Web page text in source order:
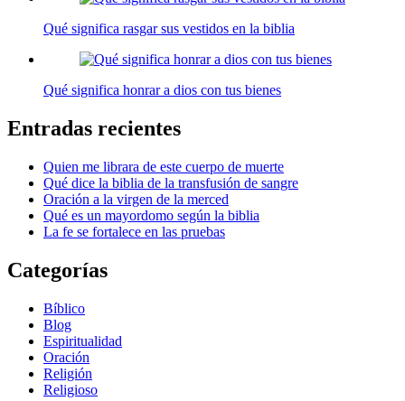
Qué significa rasgar sus vestidos en la biblia
Qué significa honrar a dios con tus bienes
Entradas recientes
Quien me librara de este cuerpo de muerte
Qué dice la biblia de la transfusión de sangre
Oración a la virgen de la merced
Qué es un mayordomo según la biblia
La fe se fortalece en las pruebas
Categorías
Bíblico
Blog
Espiritualidad
Oración
Religión
Religioso